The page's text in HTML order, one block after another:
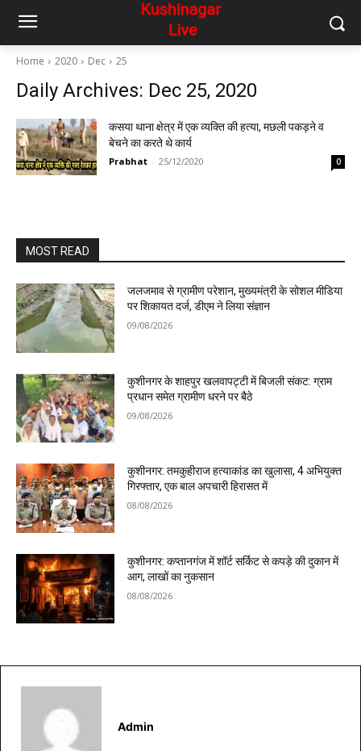
Home 2020 Dec 25
Daily Archives: Dec 25, 2020
कसया थाना क्षेत्र में एक व्यक्ति की हत्या, मछली पकड़ने व
बेचने का करते थे कार्य
Prabhat - 25/12/2020 0
MOST READ
जलजमाव से ग्रामीण परेशान, मुख्यमंत्री के सोशल मीडिया
पर शिकायत दर्ज, डीएम ने लिया संज्ञान
09/08/2026
कुशीनगर के शाहपुर खलवापट्टी में बिजली संकट: ग्राम
प्रधान समेत ग्रामीण धरने पर बैठे
09/08/2026
कुशीनगर: तमकुहीराज हत्याकांड का खुलासा, 4 अभियुक्त
गिरफ्तार, एक बाल अपचारी हिरासत में
08/08/2026
कुशीनगर: कप्तानगंज में शॉर्ट सर्किट से कपड़े की दुकान में
आग, लाखों का नुकसान
08/08/2026
Admin